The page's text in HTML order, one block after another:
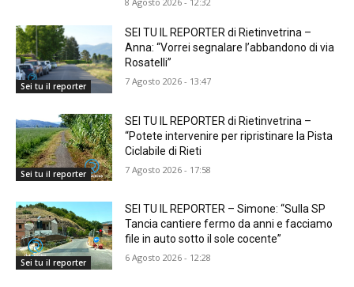
Sei tu il reporter
SEI TU IL REPORTER di Rietinvetrina –
Anna: “Vorrei segnalare l’abbandono di via
Rosatelli”
7 Agosto 2026 - 13:47
Sei tu il reporter
SEI TU IL REPORTER di Rietinvetrina –
“Potete intervenire per ripristinare la Pista
Ciclabile di Rieti
7 Agosto 2026 - 17:58
Sei tu il reporter
SEI TU IL REPORTER – Simone: “Sulla SP
Tancia cantiere fermo da anni e facciamo
file in auto sotto il sole cocente”
6 Agosto 2026 - 12:28